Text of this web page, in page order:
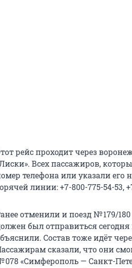
рейс проходит через
Всех пассажиров,
телефона или указали его
линии: +7-800-775-54-53,
отменили и поезд № 179/
был отправиться
Состав тоже идёт
сказали, что они
078 «Симферополь — Санкт-